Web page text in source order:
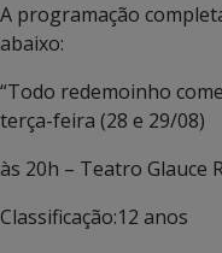
A programação
abaixo:
“Todo redemoinho
terça-feira (28 e 29/08)
às 20h – Teatro Glauce
Classificação:12 anos